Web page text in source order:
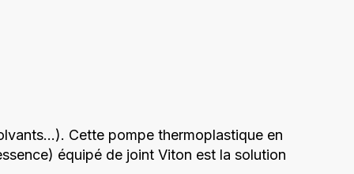
Cette pompe thermoplastique en
équipé de joint Viton est la solution